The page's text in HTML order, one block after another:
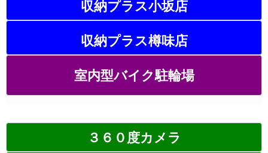
収納プラス小坂店
収納プラス樽味店
室内型バイク駐輪場
３６０度カメラ